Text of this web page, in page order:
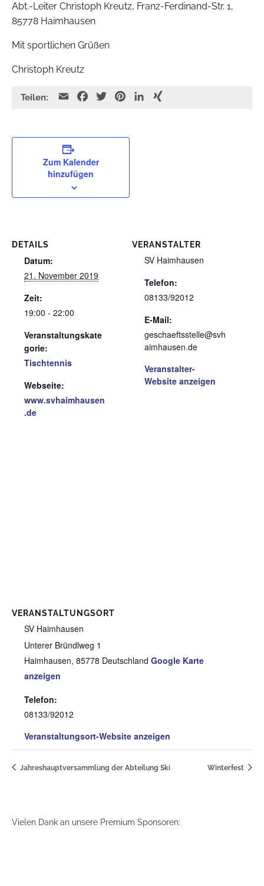
Abt.-Leiter Christoph Kreutz, Franz-Ferdinand-Str. 1,
85778 Haimhausen
Mit sportlichen Grüßen
Christoph Kreutz
Teilen:
i
l
e
o
o
k
t
t
s
Zum Kalender
hinzufügen
DETAILS
Datum:
21. November 2019
Zeit:
19:00 - 22:00
Veranstaltungskate
gorie:
Tischtennis
Webseite:
www.svhaimhausen
.de
VERANSTALTER
SV Haimhausen
Telefon:
08133/92012
E-Mail:
geschaeftsstelle@svh
aimhausen.de
Veranstalter-
Website anzeigen
VERANSTALTUNGSORT
SV Haimhausen
Unterer Bründlweg 1
Haimhausen, 85778 Deutschland Google Karte
anzeigen
Telefon:
08133/92012
Veranstaltungsort-Website anzeigen
Jahreshauptversammlung der Abteilung Ski Winterfest
Vielen Dank an unsere Premium Sponsoren: